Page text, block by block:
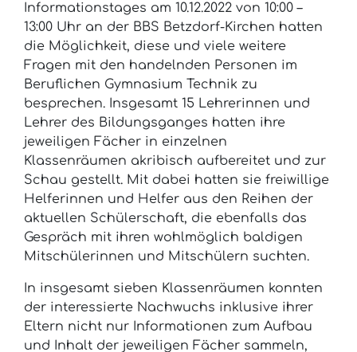
Informationstages am 10.12.2022 von 10:00 –
13:00 Uhr an der BBS Betzdorf-Kirchen hatten
die Möglichkeit, diese und viele weitere
Fragen mit den handelnden Personen im
Beruflichen Gymnasium Technik zu
besprechen. Insgesamt 15 Lehrerinnen und
Lehrer des Bildungsganges hatten ihre
jeweiligen Fächer in einzelnen
Klassenräumen akribisch aufbereitet und zur
Schau gestellt. Mit dabei hatten sie freiwillige
Helferinnen und Helfer aus den Reihen der
aktuellen Schülerschaft, die ebenfalls das
Gespräch mit ihren wohlmöglich baldigen
Mitschülerinnen und Mitschülern suchten.
In insgesamt sieben Klassenräumen konnten
der interessierte Nachwuchs inklusive ihrer
Eltern nicht nur Informationen zum Aufbau
und Inhalt der jeweiligen Fächer sammeln,